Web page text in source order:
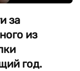
за
из
год.